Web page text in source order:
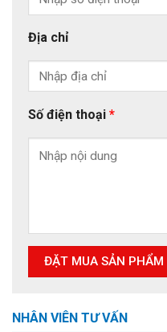
Địa chỉ
Số điện thoại *
NHÂN VIÊN TƯ VẤN